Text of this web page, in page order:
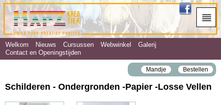
Welkom Nieuws Cursussen Webwinkel
Galerij
Contact en Openingstijden
Mandje Bestellen
Schilderen - Ondergronden ‐Papier ‐Losse Vellen